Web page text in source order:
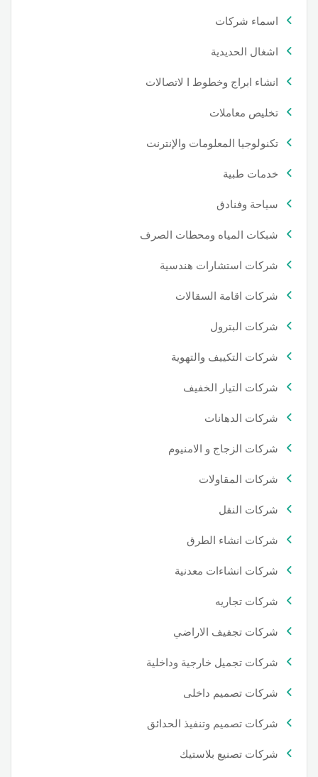
اسماء شركات
اشغال الحديدية
انشاء ابراج وخطوط ا لاتصالات
تخليص معاملات
تكنولوجيا المعلومات والإنترنت
خدمات طبية
سياحة وفنادق
شبكات المياه ومحطات الصرف
شركات استشارات هندسية
شركات اقامة السقالات
شركات البترول
شركات التكييف والتهوية
شركات التيار الخفيف
شركات الدهانات
شركات الزجاج و الامنيوم
شركات المقاولات
شركات النقل
شركات انشاء الطرق
شركات انشاءات معدنية
شركات تجاريه
شركات تجفيف الاراضي
شركات تجميل خارجية وداخلية
شركات تصميم داخلى
شركات تصميم وتنفيذ الحدائق
شركات تصنيع بلاستيك